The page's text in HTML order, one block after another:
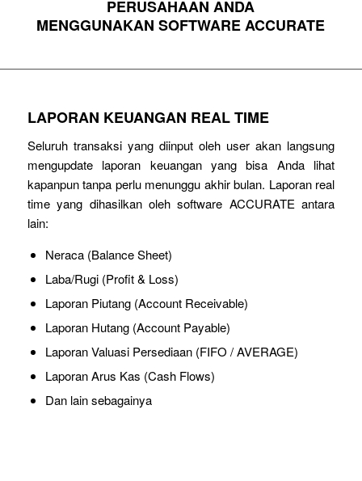
PERUSAHAAN ANDA
MENGGUNAKAN SOFTWARE ACCURATE
LAPORAN KEUANGAN REAL TIME
Seluruh transaksi yang diinput oleh user akan langsung
mengupdate laporan keuangan yang bisa Anda lihat
kapanpun tanpa perlu menunggu akhir bulan. Laporan real
time yang dihasilkan oleh software ACCURATE antara
lain:
Neraca (Balance Sheet)
Laba/Rugi (Profit & Loss)
Laporan Piutang (Account Receivable)
Laporan Hutang (Account Payable)
Laporan Valuasi Persediaan (FIFO / AVERAGE)
Laporan Arus Kas (Cash Flows)
Dan lain sebagainya